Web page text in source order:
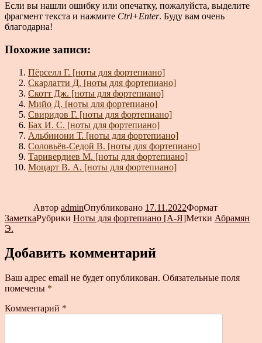
Если вы нашли ошибку или опечатку, пожалуйста, выделите
фрагмент текста и нажмите Ctrl+Enter. Буду вам очень
благодарна!
Похожие записи:
Пёрселл Г. [ноты для фортепиано]
Скарлатти Д. [ноты для фортепиано]
Скотт Дж. [ноты для фортепиано]
Мийо Д. [ноты для фортепиано]
Свиридов Г. [ноты для фортепиано]
Бах И. С. [ноты для фортепиано]
Альбинони Т. [ноты для фортепиано]
Соловьёв-Седой В. [ноты для фортепиано]
Таривердиев М. [ноты для фортепиано]
Моцарт В. А. [ноты для фортепиано]
Автор adminОпубликовано 17.11.2022Формат
ЗаметкаРубрики Ноты для фортепиано [А-Я]Метки Абрамян
Э.
Добавить комментарий
Ваш адрес email не будет опубликован. Обязательные поля
помечены *
Комментарий *